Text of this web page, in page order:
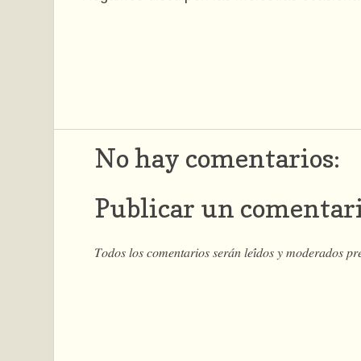
No hay comentarios:
Publicar un
𝑇𝑜𝑑𝑜𝑠 𝑙𝑜𝑠 𝑐𝑜𝑚𝑒𝑛𝑡𝑎𝑟𝑖𝑜𝑠 𝑠𝑒𝑟𝑎́𝑛 𝑙𝑒𝑖́𝑑𝑜𝑠 𝑦 𝑚𝑜𝑑𝑒𝑟𝑎𝑑𝑜𝑠